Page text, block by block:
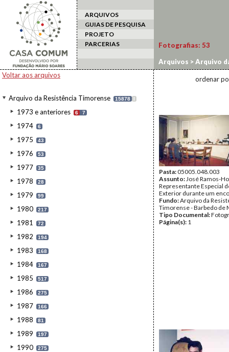
ARQUIVOS
GUIAS DE PESQUISA
PROJETO
PARCERIAS
Voltar aos arquivos
Arquivo da Resistência Timorense 15878 I
1973 e anteriores 6 7
1974 6
1975 43
1976 53
1977 35
1978 28
1979 99
1980 217
1981 72
1982 194
1983 168
1984 167
1985 517
1986 275
1987 166
1988 81
1989 197
1990 275
Fotografias: 53
Arquivos >Arquivo
ordenar
Pasta:05005.048.003
Assunto:José Ramos-
Representante Especial
Exterior durante um
Fundo:Arquivo da
Timorense - Barbedo de
Tipo Documental:
Página(s): 1